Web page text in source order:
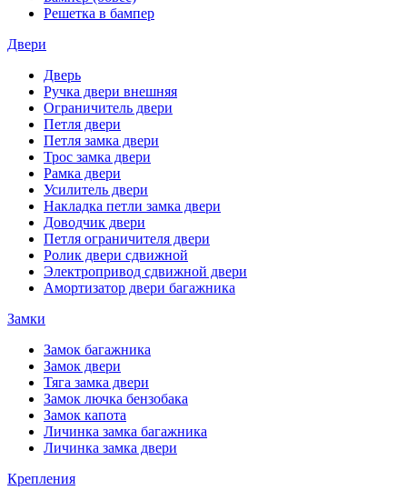
Решетка в бампер
Двери
Дверь
Ручка двери внешняя
Ограничитель двери
Петля двери
Петля замка двери
Трос замка двери
Рамка двери
Усилитель двери
Накладка петли замка двери
Доводчик двери
Петля ограничителя двери
Ролик двери сдвижной
Электропривод сдвижной двери
Амортизатор двери багажника
Замки
Замок багажника
Замок двери
Тяга замка двери
Замок лючка бензобака
Замок капота
Личинка замка багажника
Личинка замка двери
Крепления